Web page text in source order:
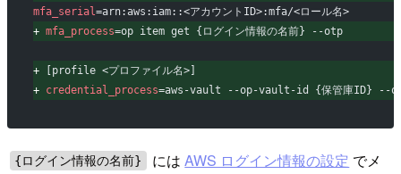
mfa_serial=arn:aws:iam::<アカウントID>:mfa/<ロール名>
+ mfa_process=op item get {ログイン情報の名前} --otp
+ [profile <プロファイル名>]
+ credential_process=aws-vault --op-vault-id {保管庫ID} --
{ログイン情報の名前} にはAWS ログイン情報の設定 でメ